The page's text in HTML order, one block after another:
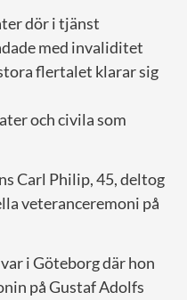
dör i tjänst
med invaliditet
flertalet klarar sig
och civila som
Carl Philip, 45, deltog
veteranceremoni på
i Göteborg där hon
på Gustaf Adolfs